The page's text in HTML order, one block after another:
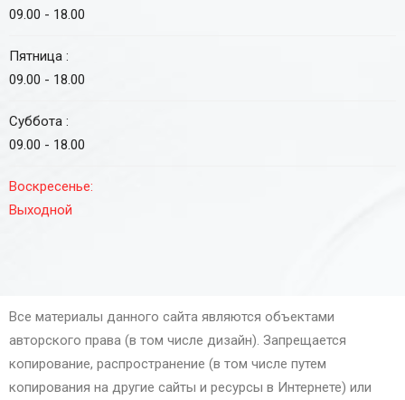
09.00 - 18.00
Пятница :
09.00 - 18.00
Суббота :
09.00 - 18.00
Воскресенье:
Выходной
Все материалы данного сайта являются объектами
авторского права (в том числе дизайн). Запрещается
копирование, распространение (в том числе путем
копирования на другие сайты и ресурсы в Интернете) или